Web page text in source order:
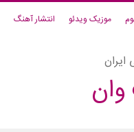
موزیک ویدئو انتشار آهنگ